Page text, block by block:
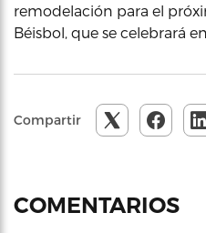
remodelación para el
Béisbol, que se celebrará
Compartir
COMENTARIOS